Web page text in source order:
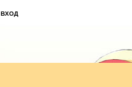
ВХОД